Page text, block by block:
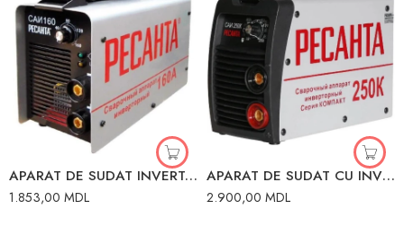
APARAT DE SUDAT INVERTOR 160A RESANTA 65/1
1.853,00 MDL
APARAT DE SUDAT CU INVERTOR COMPACT 250A 65/38 RESANTA 250K
2.900,00 MDL